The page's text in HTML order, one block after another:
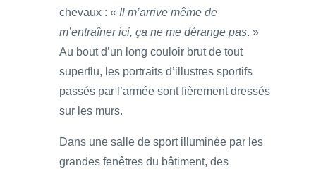
chevaux : « Il m’arrive même de
m’entraîner ici, ça ne me dérange pas. »
Au bout d’un long couloir brut de tout
superflu, les portraits d’illustres sportifs
passés par l’armée sont fièrement dressés
sur les murs.
Dans une salle de sport illuminée par les
grandes fenêtres du bâtiment, des